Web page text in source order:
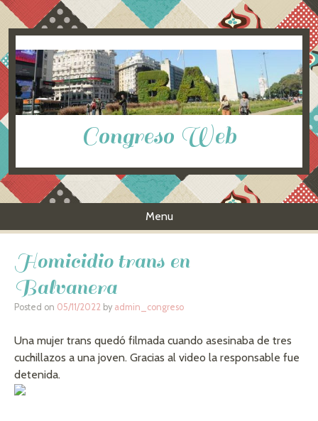
Congreso Web
Menu
Homicidio trans en
Balvanera
Posted on 05/11/2022 by admin_congreso
Una mujer trans quedó filmada cuando asesinaba de tres
cuchillazos a una joven. Gracias al video la responsable fue
detenida.